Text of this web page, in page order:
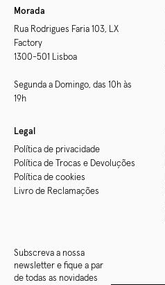
Morada
Rua Rodrigues Faria 103, LX
Factory
1300-501 Lisboa
Segunda a Domingo, das 10h às
19h
Legal
Política de privacidade
Política de Trocas e Devoluções
Política de cookies
Livro de Reclamações
Subscreva a nossa
newsletter e fique a par
de todas as novidades